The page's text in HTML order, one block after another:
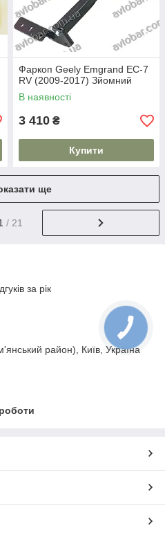
Фаркоп Geely Emgrand EC-7
RV (2009-2017) Зйомний
В наявності
3 410 ₴
Купити
ще
/ 21
за рік
район), Київ, Україна